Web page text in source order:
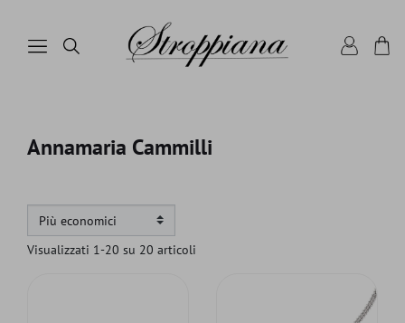
Annamaria Cammilli
Visualizzati 1-20 su 20 articoli